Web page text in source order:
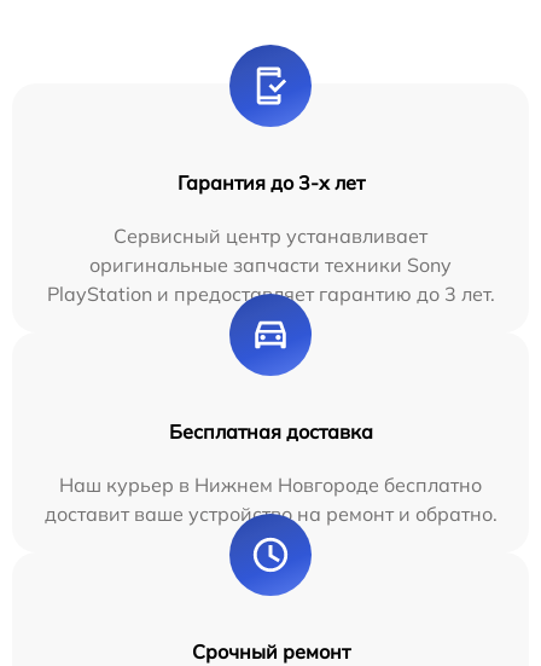
Гарантия до 3-х лет
Сервисный центр устанавливает
оригинальные запчасти техники Sony
PlayStation и предоставляет гарантию до 3 лет.
Бесплатная доставка
Наш курьер в Нижнем Новгороде бесплатно
доставит ваше устройство на ремонт и обратно.
Срочный ремонт